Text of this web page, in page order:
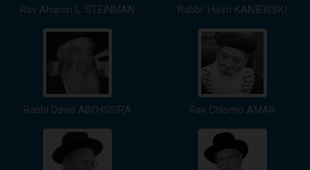
Rav Aharon L. STEINMAN Rabbi 'Haïm KANIEWSKI
Rabbi David ABI'HSSIRA Rav Chlomo AMAR